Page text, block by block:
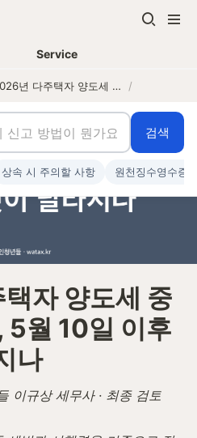
Service
2026년 다주택자 양도세 중과 유예 종료, 5월 10일 이후 무엇이 달라지나 /
자 양도세 중
5월 10일 이후
나
이규상 세무사 · 최종 검토
검색
상속 시 주의할 사항 원천징수영수증